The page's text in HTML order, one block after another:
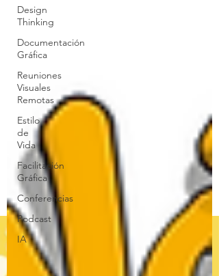
Design
Thinking
Documentación
Gráfica
Reuniones
Visuales
Remotas
Estilo
de
Vida
Facilitación
Gráfica
Conferencias
Podcast
IA